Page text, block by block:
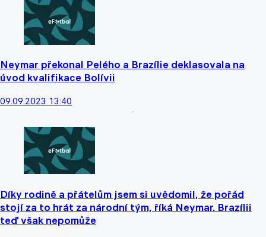
Neymar překonal Pelého a Brazílie deklasovala na
úvod kvalifikace Bolívii
09.09.2023 13:40
Díky rodině a přátelům jsem si uvědomil, že pořád
stojí za to hrát za národní tým, říká Neymar. Brazílii
teď však nepomůže